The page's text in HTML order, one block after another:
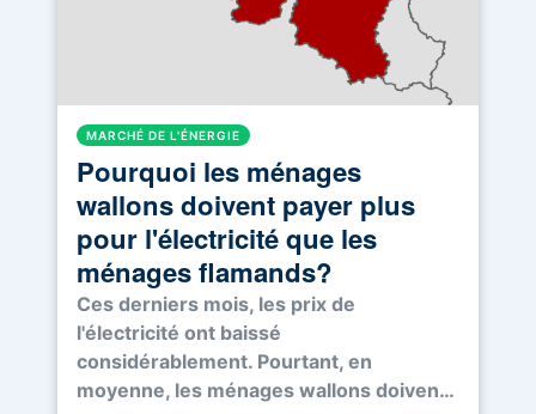
MARCHÉ DE L'ÉNERGIE
Pourquoi les ménages
wallons doivent payer plus
pour l'électricité que les
ménages flamands?
Ces derniers mois, les prix de
l'électricité ont baissé
considérablement. Pourtant, en
moyenne, les ménages wallons doiven…